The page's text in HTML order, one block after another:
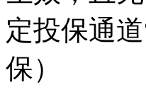
定投保通
保）